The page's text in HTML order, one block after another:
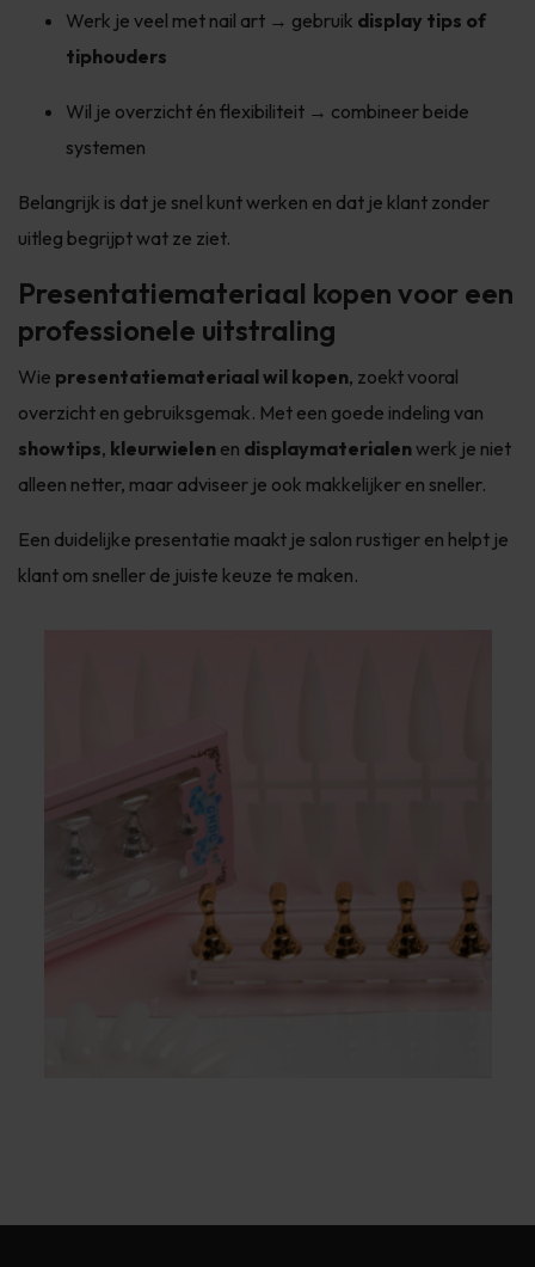
Werk je veel met nail art → gebruik display tips of
tiphouders
Wil je overzicht én flexibiliteit → combineer beide
systemen
Belangrijk is dat je snel kunt werken en dat je klant zonder
uitleg begrijpt wat ze ziet.
Presentatiemateriaal kopen voor een
professionele uitstraling
Wie presentatiemateriaal wil kopen, zoekt vooral
overzicht en gebruiksgemak. Met een goede indeling van
showtips, kleurwielen en displaymaterialenwerk je niet
alleen netter, maar adviseer je ook makkelijker en sneller.
Een duidelijke presentatie maakt je salon rustiger en helpt je
klant om sneller de juiste keuze te maken.